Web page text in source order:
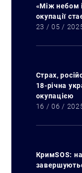
«Між небом
окупації
23 / 05 /
Страх,
18-річна
окупацією
16 / 06 /
КримSOS: